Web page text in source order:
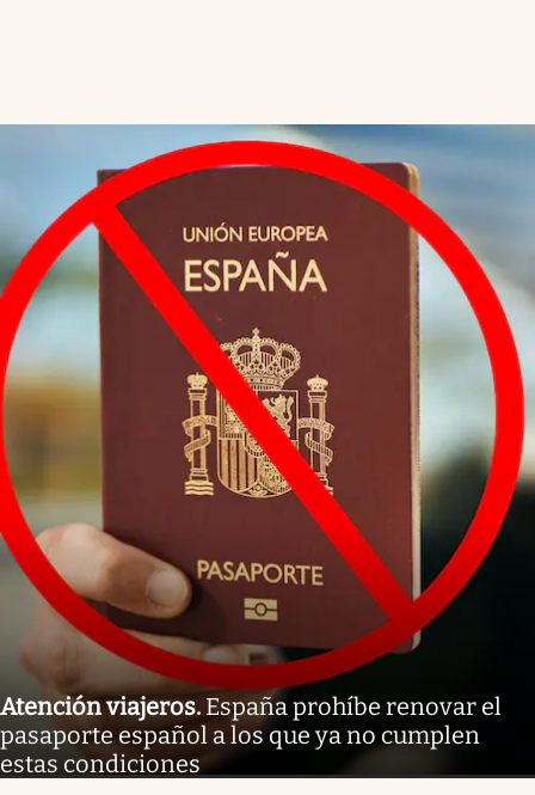
Atención viajeros. España prohíbe renovar el
pasaporte español a los que ya no cumplen
estas condiciones